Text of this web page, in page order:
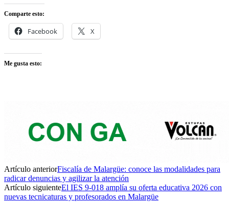
Comparte esto:
Facebook X
Me gusta esto:
Artículo anteriorFiscalía de Malargüe: conoce las modalidades para
radicar denuncias y agilizar la atención
Artículo siguienteEl IES 9-018 amplía su oferta educativa 2026 con
nuevas tecnicaturas y profesorados en Malargüe